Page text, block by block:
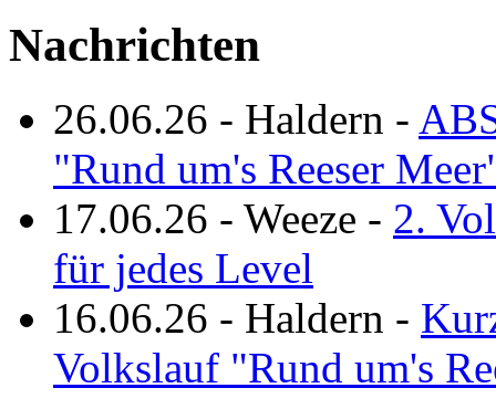
Nachrichten
26.06.26 - Haldern -
"Rund um's Reeser
17.06.26 - Weeze - 2.
für jedes Level
16.06.26 - Haldern -
Volkslauf "Rund um's